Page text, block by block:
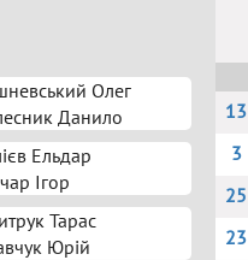
Олег
Данило
Ельдар
Ігор
Тарас
Юрій
13
3
25
23